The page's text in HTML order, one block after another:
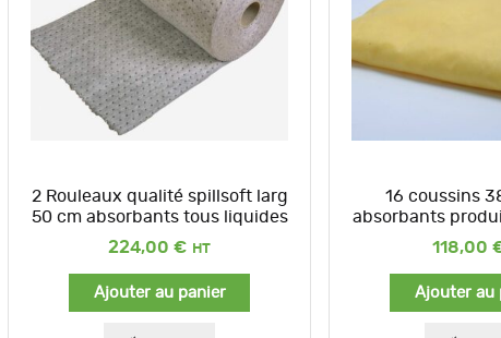
2 Rouleaux qualité spillsoft larg
50 cm absorbants tous liquides
224,00 €
Ajouter au panier
16 coussins
absorbants
118,00
Ajouter au